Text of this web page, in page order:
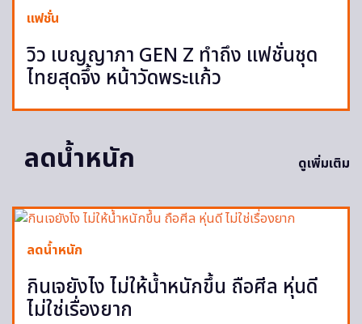
แฟชั่น
วิว เบญญาภา GEN Z ทำถึง แฟชั่นชุด
ไทยสุดจึ้ง หน้าวัดพระแก้ว
ลดน้ำหนัก ดูเพิ่มเติม
ลดน้ำหนัก
กินเจยังไง ไม่ให้น้ำหนักขึ้น ถือศีล หุ่นดี
ไม่ใช่เรื่องยาก